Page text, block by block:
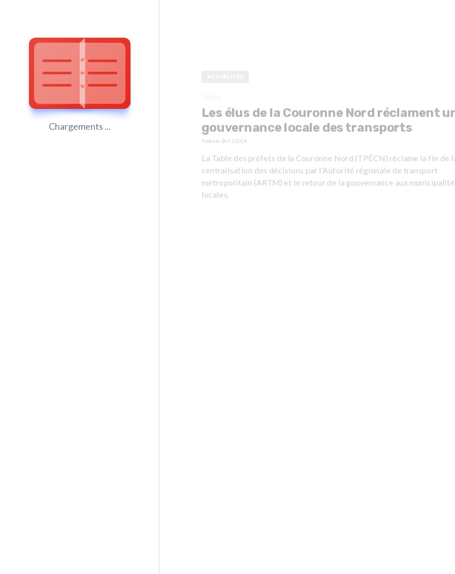
Chargements ...
Les élus de la Couronne Nord réclament
gouvernance locale des transports
Publié le 28/11/2024
La Table des préfets de la Couronne Nord (TPÉCN) réclame la fin de
centralisation des décisions par l’Autorité régionale de transport
métropolitain (ARTM) et le retour de la gouvernance aux
locales.